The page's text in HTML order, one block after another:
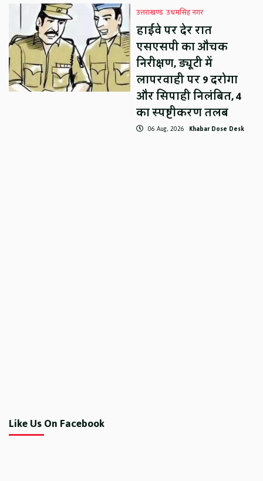
उत्तराखण्ड उधमसिंह नगर
हाईवे पर देर रात
एसएसपी का औचक
निरीक्षण, ड्यूटी में
लापरवाही पर 9 दरोगा
और सिपाही निलंबित, 4
का स्पष्टीकरण तलब
06 Aug, 2026 Khabar Dose Desk
Like Us On Facebook